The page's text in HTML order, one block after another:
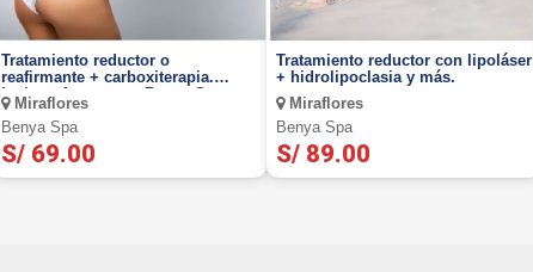
Tratamiento reductor o
reafirmante + carboxiterapia.
Incluye 4 zonas en Benya Spa
Miraflores
Benya Spa
S/ 69.00
Tratamiento reductor con lipoláser
+ hidrolipoclasia y más.
Miraflores
Benya Spa
S/ 89.00